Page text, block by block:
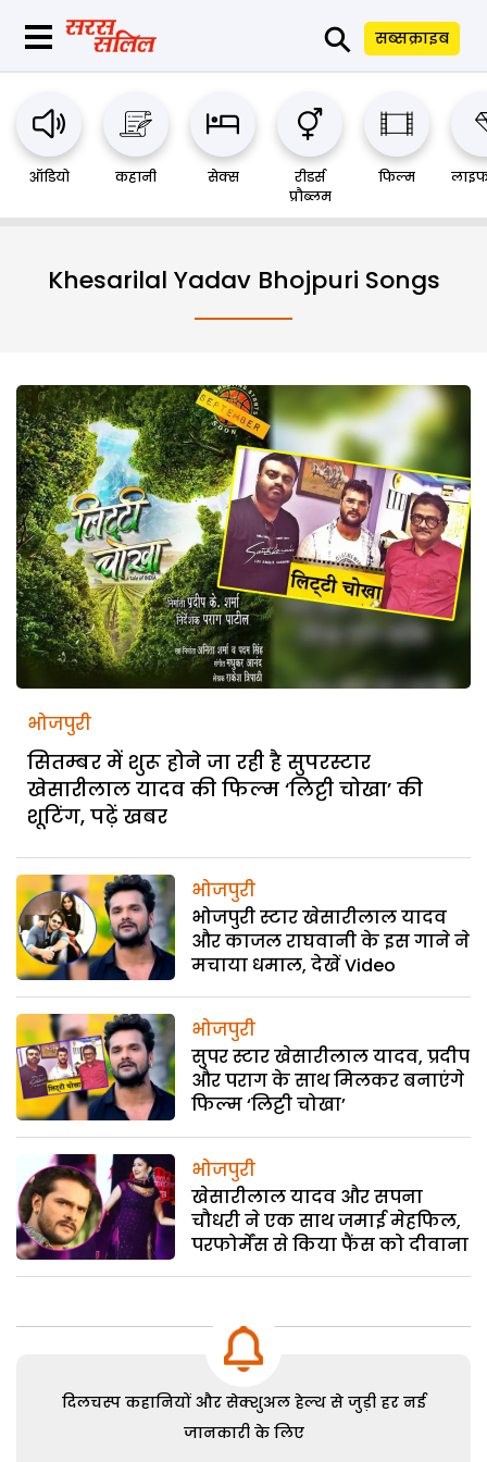
⚲ सब्सक्राइब
ऑडियो कहानी सेक्स
रीडर्स
प्रौब्लम
फिल्म
Khesarilal Yadav Bhojpuri Songs
भोजपुरी
सितम्बर में शुरू होने जा रही है सुपरस्टार
खेसारीलाल यादव की फिल्म ‘लिट्टी चोखा’ की
शूटिंग, पढ़ें खबर
भोजपुरी
भोजपुरी स्टार खेसारीलाल यादव
और काजल राघवानी के इस गाने ने
मचाया धमाल, देखें Video
भोजपुरी
सुपर स्‍टार खेसारीलाल यादव, प्रदीप
और पराग के साथ मिलकर बनाएंगे
फिल्‍म ‘लिट्टी चोखा’
भोजपुरी
खेसारीलाल यादव और सपना
चौधरी ने एक साथ जमाई मेहफिल,
परफोर्मेंस से किया फैंस को दीवाना
दिलचस्प कहानियों और सेक्शुअल हेल्थ से जुड़ी हर नई
जानकारी के लिए